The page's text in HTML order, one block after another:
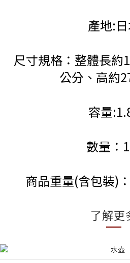
產地:
尺寸規格：整體長約
公分、高約
容量
數量：
商品重量(含包裝)
了解更